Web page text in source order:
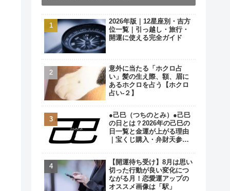
2026年版｜12星座別・吉方
位一覧｜引っ越し・旅行・
開運に使える完全ガイド
意外に当たる「ホクロ占
い」髪の生え際、額、眉に
あるホクロを占う【ホクロ
占い‐２】
●己巳（つちのとみ）●己巳
の日とは？2026年の己巳の
日一覧と金運が上がる理由
｜宝くじ購入・弁財天参拝
【開運待ち受け】8月は思い
切った行動が良い変化につ
ながる月！恋愛運アップの
オススメ画像は「駅」